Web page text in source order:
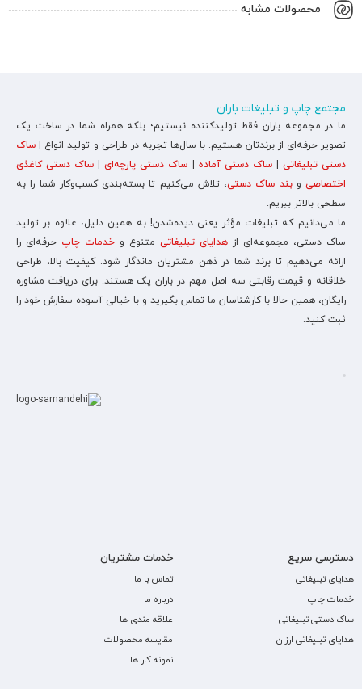
محصولات مشابه
مجتمع چاپ و تبلیغات باران
ما در مجموعه باران فقط تولیدکننده نیستیم؛ بلکه همراه شما در ساخت یک
تصویر حرفه‌ای از برندتان هستیم. با سال‌ها تجربه در طراحی و تولید انواع | ساک
دستی تبلیغاتی |ساک دستی آماده | ساک دستی پارچه‌ای| ساک دستی کاغذی
اختصاصی وبند ساک دستی، تلاش می‌کنیم تا بسته‌بندی کسب‌وکار شما را به
سطحی بالاتر ببریم.
ما می‌دانیم که تبلیغات مؤثر یعنی دیده‌شدن! به همین دلیل، علاوه بر تولید
ساک دستی، مجموعه‌ای از هدایای تبلیغاتی متنوع و خدمات چاپ حرفه‌ای را
ارائه می‌دهیم تا برند شما در ذهن مشتریان ماندگار شود. کیفیت بالا، طراحی
خلاقانه و قیمت رقابتی سه اصل مهم در باران پک هستند. برای دریافت مشاوره
رایگان، همین حالا با کارشناسان ما تماس بگیرید و با خیالی آسوده سفارش خود را
ثبت کنید.
دسترسی سریع
هدایای تبلیغاتی
خدمات چاپ
ساک دستی تبلیغاتی
هدایای تبلیغاتی ارزان
خدمات مشتریان
تماس با ما
درباره ما
علاقه مندی ها
مقایسه محصولات
نمونه کار ها